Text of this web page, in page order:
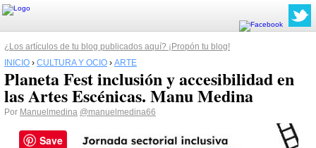
¿Los artículos de tu blog publicados aquí? ¡Propón tu blog!
INICIO › CULTURA Y OCIO › ARTE
Planeta Fest inclusión y accesibilidad en
las Artes Escénicas. Manu Medina
Por Manuelmedina @manuelmedina66
Save